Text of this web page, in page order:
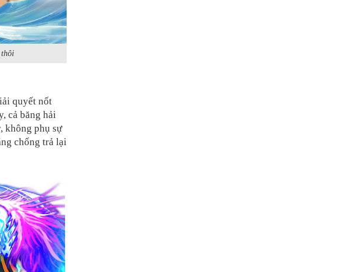
thôi
quyết nốt
cả băng hải
không phụ sự
chống trả lại